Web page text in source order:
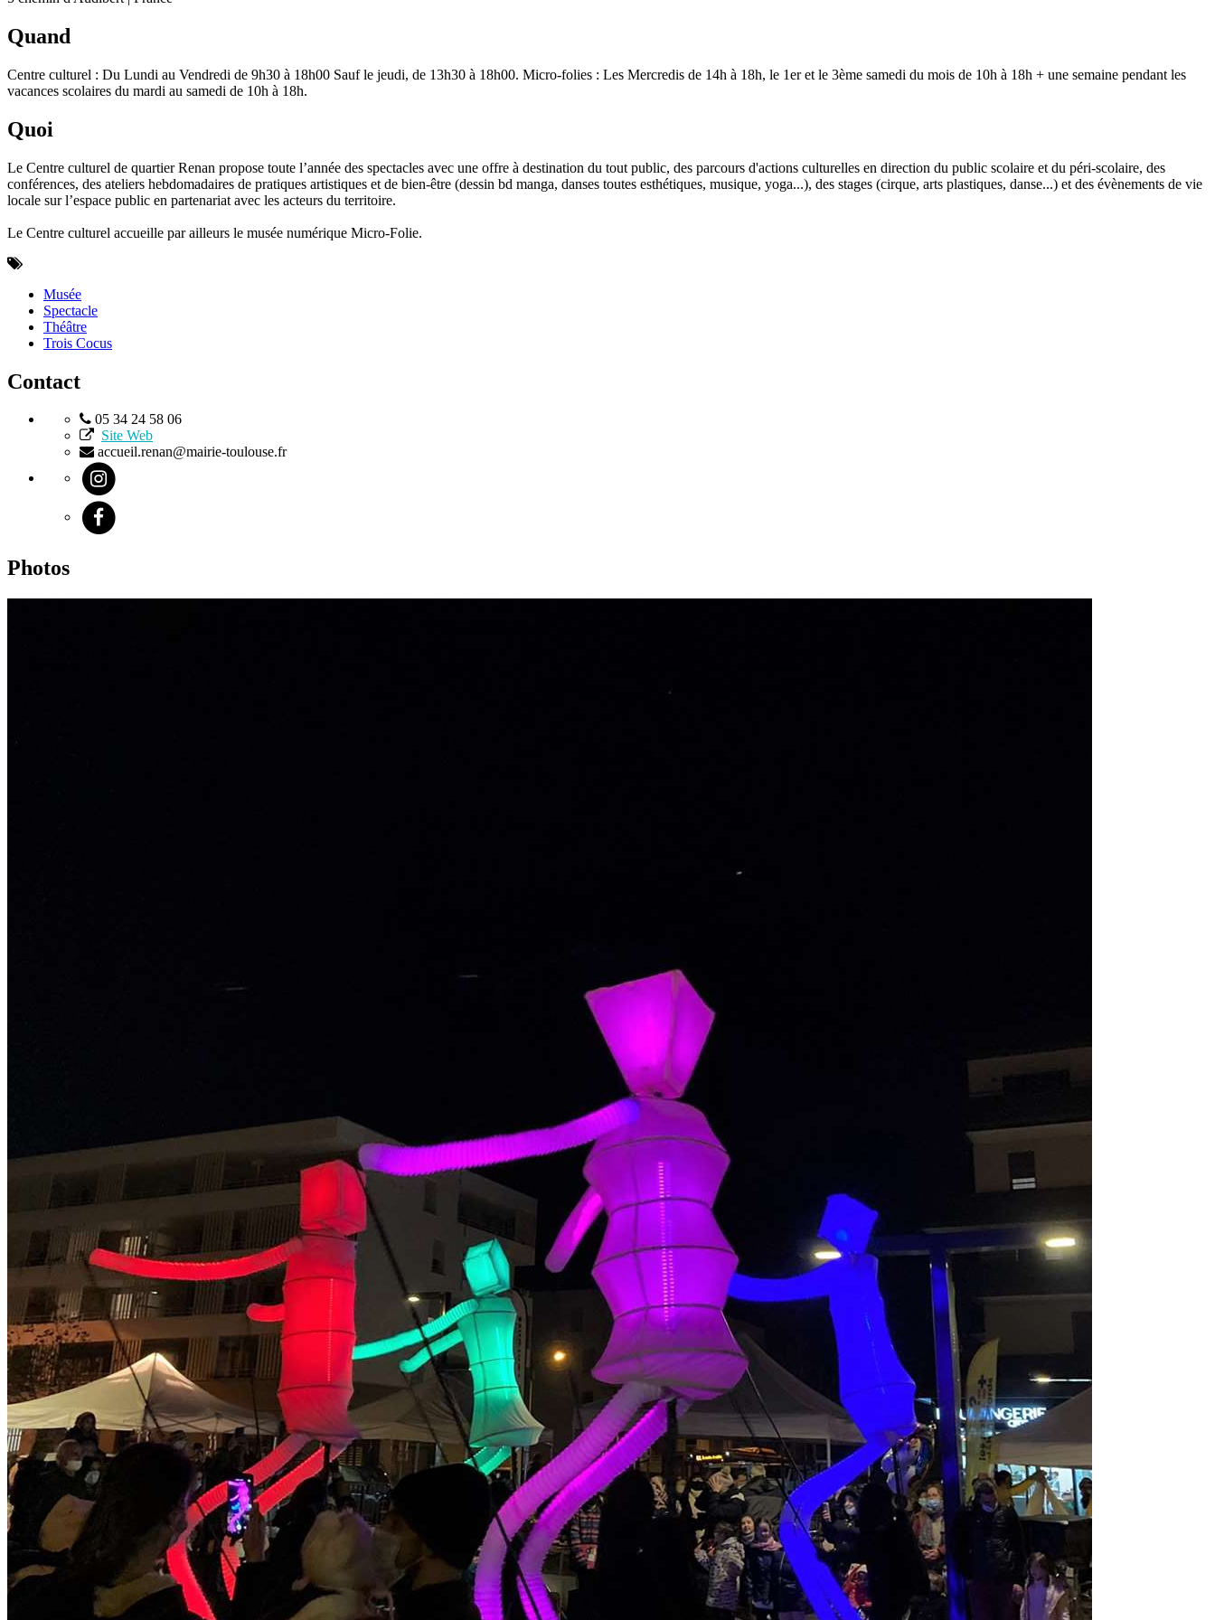
Quand
Centre culturel : Du Lundi au Vendredi de 9h30 à 18h00 Sauf le jeudi, de 13h30 à 18h00. Micro-folies : Les Mercredis de 14h à 18h, le 1er et le 3ème samedi du mois de 10h à 18h + une semaine pendant les
vacances scolaires du mardi au samedi de 10h à 18h.
Quoi
Le Centre culturel de quartier Renan propose toute l’année des spectacles avec une offre à destination du tout public, des parcours d'actions culturelles en direction du public scolaire et du péri-scolaire, des
conférences, des ateliers hebdomadaires de pratiques artistiques et de bien-être (dessin bd manga, danses toutes esthétiques, musique, yoga...), des stages (cirque, arts plastiques, danse...) et des évènements de vie
locale sur l’espace public en partenariat avec les acteurs du territoire.
Le Centre culturel accueille par ailleurs le musée numérique Micro-Folie.
Musée
Spectacle
Théâtre
Trois Cocus
Contact
05 34 24 58 06
Site Web
accueil.renan@mairie-toulouse.fr
Photos